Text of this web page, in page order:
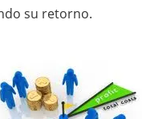
su retorno.